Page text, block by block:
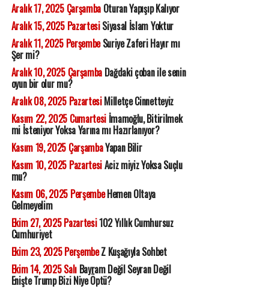
Aralık 17, 2025 ÇarşambaOturan Yapışıp Kalıyor
Aralık 15, 2025 PazartesiSiyasal İslam Yoktur
Aralık 11, 2025 PerşembeSuriye Zaferi Hayır mı
Şer mi?
Aralık 10, 2025 ÇarşambaDağdaki çoban ile senin
oyun bir olur mu?
Aralık 08, 2025 PazartesiMilletçe Cinnetteyiz
Kasım 22, 2025 Cumartesiİmamoğlu, Bitirilmek
mi İsteniyor Yoksa Yarına mı Hazırlanıyor?
Kasım 19, 2025 ÇarşambaYapan Bilir
Kasım 10, 2025 PazartesiAciz miyiz Yoksa Suçlu
mu?
Kasım 06, 2025 PerşembeHemen Oltaya
Gelmeyelim
Ekim 27, 2025 Pazartesi102 Yıllık Cumhursuz
Cumhuriyet
Ekim 23, 2025 PerşembeZ Kuşağıyla Sohbet
Ekim 14, 2025 SalıBayram Değil Seyran Değil
Enişte Trump Bizi Niye Öptü?